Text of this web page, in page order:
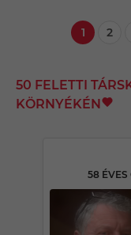
1 2
50 FELETTI
KÖRNYÉKÉN
58 ÉVES